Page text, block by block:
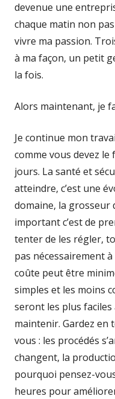
devenue une
chaque matin non
vivre ma passion.
à ma façon, un petit
la fois.
Alors maintenant, je
Je continue mon
comme vous devez
jours. La santé et
atteindre, c’est une
domaine, la grosseur
important c’est de
tenter de les régler,
pas nécessairement
coûte peut être
simples et les moins
seront les plus
maintenir. Gardez
vous : les procédés
changent, la
pourquoi pensez-
heures pour